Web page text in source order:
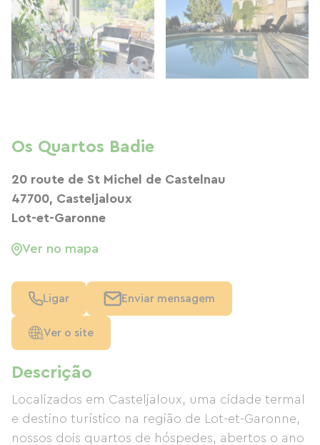
Descrição
Localizados em Casteljaloux, uma cidade termal
e destino turístico na região de Lot-et-Garonne,
nossos dois quartos de hóspedes, abertos o ano
Os Quartos Badie
20 route de St Michel de Castelnau
47700, Casteljaloux
Lot-et-Garonne
Ver no mapa
Ligar Enviar mensagem
Ver o site